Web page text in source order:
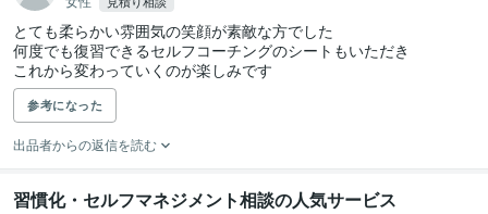
とても柔らかい雰囲気の笑顔が素敵な方でした
何度でも復習できるセルフコーチングのシートもいただき
これから変わっていくのが楽しみです
参考になった
出品者からの返信を読む
習慣化・セルフマネジメント相談の人気サービス